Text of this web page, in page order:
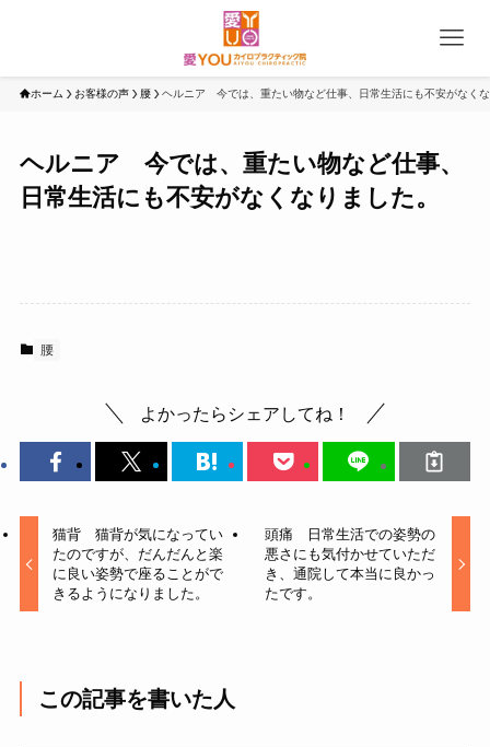
ホーム お客様の声 腰 ヘルニア 今では、重たい物など仕事、日常生活にも不安がなく
ヘルニア 今では、重たい物など仕事、
日常生活にも不安がなくなりました。
腰
よかったらシェアしてね！
猫背 猫背が気になってい
たのですが、だんだんと楽
に良い姿勢で座ることがで
きるようになりました。
頭痛 日常生活での姿勢の
悪さにも気付かせていただ
き、通院して本当に良かっ
たです。
この記事を書いた人